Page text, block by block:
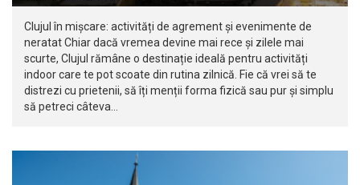
Clujul în mișcare: activități de agrement și evenimente de
neratat Chiar dacă vremea devine mai rece și zilele mai
scurte, Clujul rămâne o destinație ideală pentru activități
indoor care te pot scoate din rutina zilnică. Fie că vrei să te
distrezi cu prietenii, să îți menții forma fizică sau pur și simplu
să petreci câteva…